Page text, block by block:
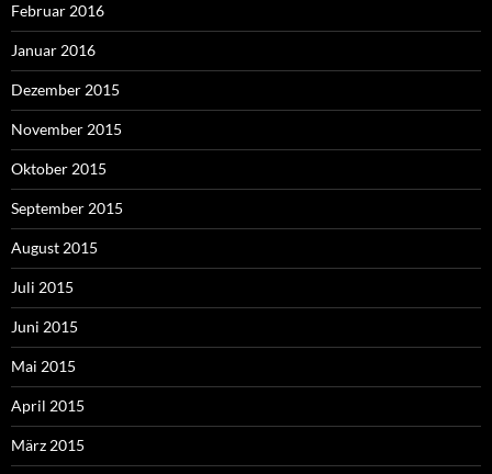
Februar 2016
Januar 2016
Dezember 2015
November 2015
Oktober 2015
September 2015
August 2015
Juli 2015
Juni 2015
Mai 2015
April 2015
März 2015